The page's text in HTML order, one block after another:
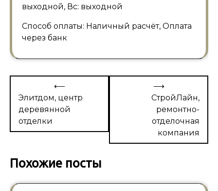
выходной, Вс: выходной
Способ оплаты: Наличный расчёт, Оплата
через банк
Навигация
по
записям
⟵
Элитдом, центр
деревянной
отделки
СтройЛайн,
ремонтно-
отделочная
компания
⟶
Похожие посты